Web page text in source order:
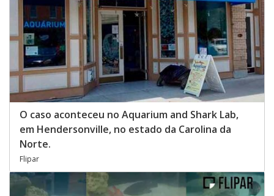
O caso aconteceu no Aquarium and Shark Lab,
em Hendersonville, no estado da Carolina da
Norte.
Flipar